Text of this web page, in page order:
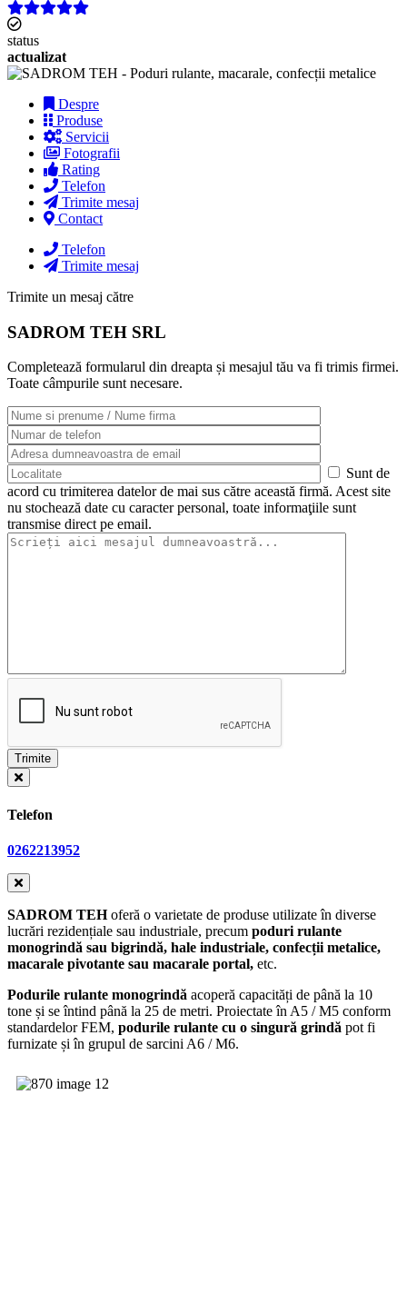
status
actualizat
Despre
Produse
Servicii
Fotografii
Rating
Telefon
Trimite mesaj
Contact
Telefon
Trimite mesaj
Trimite un mesaj către
SADROM TEH SRL
Completează formularul din dreapta și mesajul tău va fi trimis firmei.
Toate câmpurile sunt necesare.
Sunt de
acord cu trimiterea datelor de mai sus către această firmă. Acest site
nu stochează date cu caracter personal, toate informaţiile sunt
transmise direct pe email.
Telefon
0262213952
SADROM TEHoferă o varietate de produse utilizate în diverse
lucrări rezidențiale sau industriale, precum poduri rulante
monogrindă sau bigrindă, hale industriale, confecții metalice,
macarale pivotante sau macarale portal, etc.
Podurile rulante monogrindă acoperă capacități de până la 10
tone și se întind până la 25 de metri. Proiectate în A5 / M5 conform
standardelor FEM, podurile rulante cu o singură grindă pot fi
furnizate și în grupul de sarcini A6 / M6.